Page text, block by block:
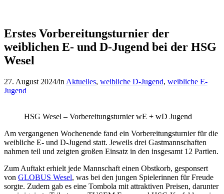
Erstes Vorbereitungsturnier der
weiblichen E- und D-Jugend bei der HSG
Wesel
27. August 2024/in Aktuelles, weibliche D-Jugend, weibliche E-
Jugend
HSG Wesel – Vorbereitungsturnier wE + wD Jugend
Am vergangenen Wochenende fand ein Vorbereitungsturnier für die
weibliche E- und D-Jugend statt. Jeweils drei Gastmannschaften
nahmen teil und zeigten großen Einsatz in den insgesamt 12 Partien.
Zum Auftakt erhielt jede Mannschaft einen Obstkorb, gesponsert
von GLOBUS Wesel, was bei den jungen Spielerinnen für Freude
sorgte. Zudem gab es eine Tombola mit attraktiven Preisen, darunter